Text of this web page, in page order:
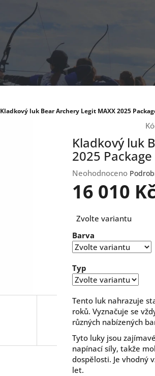
Kladkový luk Bear Archery Legit MAXX 2025
Kladkový luk
2025 Package
Průměrné
hodnocení
produktu
0,0
5
hvězdiček.
Neohodnoceno
16 010
cena:
Zvolte variantu
Barva
Typ
Tento luk nahrazuje
roků. Vyznačuje se
různých nabízených
Tyto luky jsou
napínací síly, takže
dospělosti. Je vhodný
let.